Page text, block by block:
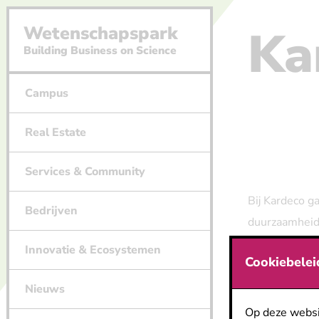
Wetenschapspark
Building Business on Science
Campus
Real Estate
Services & Community
Bedrijven
Innovatie & Ecosystemen
Nieuws
Bij Kardeco
beveiligde
cleanrooms
We care so
Op deze